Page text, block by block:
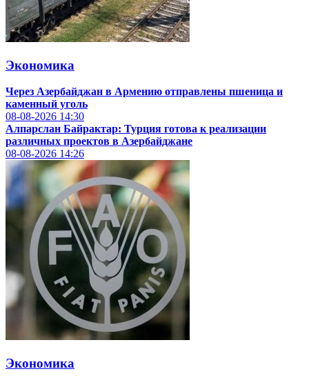
Экономика
Через Азербайджан в Армению отправлены пшеница и
каменный уголь
08-08-2026 14:30
Алпарслан Байрактар: Турция готова к реализации
различных проектов в Азербайджане
08-08-2026 14:26
Экономика